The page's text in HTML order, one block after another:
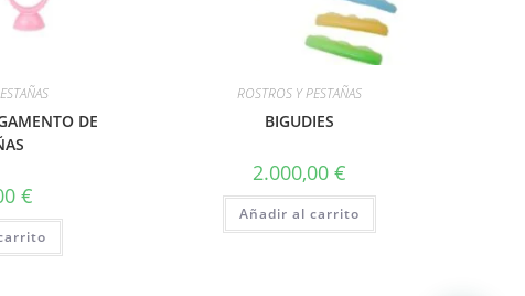
DE
€
ROSTROS Y PESTAÑAS
BIGUDIES
2.000,00€
Añadir al carrito